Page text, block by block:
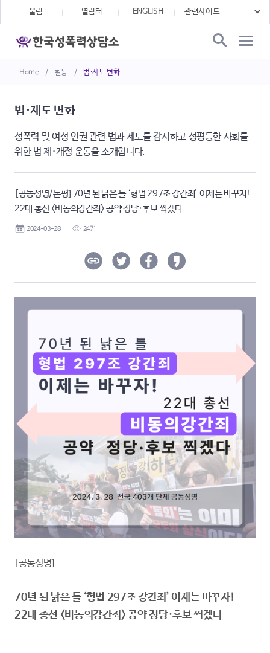
Home / 활동 / 법·제도 변화
울림 열림터 ENGLISH
법·제도 변화
성폭력 및 여성 인권 관련 법과 제도를 감시하고 성평등한 사회를
위한 법 제·개정 운동을 소개합니다.
[공동성명/논평] 70년 된 낡은 틀 ‘형법 297조 강간죄’ 이제는 바꾸자!
22대 총선 <비동의강간죄> 공약 정당·후보 찍겠다
2024-03-28 2471
[공동성명]
70년 된 낡은 틀 ‘형법 297조 강간죄’ 이제는 바꾸자!
22대 총선 <비동의강간죄> 공약 정당·후보 찍겠다